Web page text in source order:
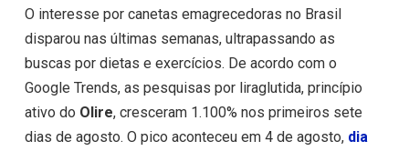
O interesse por canetas emagrecedoras no Brasil
disparou nas últimas semanas, ultrapassando as
buscas por dietas e exercícios. De acordo com o
Google Trends, as pesquisas por liraglutida, princípio
ativo do Olire, cresceram 1.100% nos primeiros sete
dias de agosto. O pico aconteceu em 4 de agosto, dia